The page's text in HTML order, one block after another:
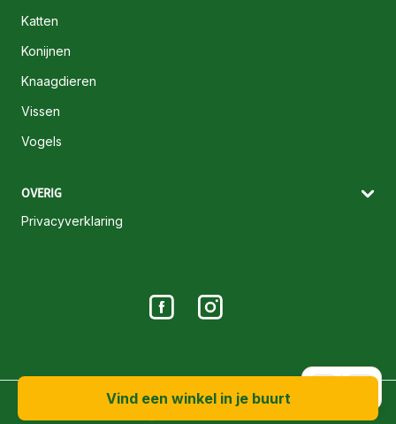
Katten
Konijnen
Knaagdieren
Vissen
Vogels
OVERIG
Privacyverklaring
Vind een winkel in je buurt